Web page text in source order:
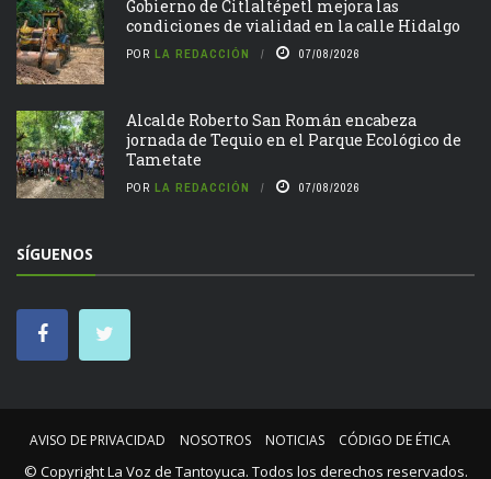
Gobierno de Citlaltépetl mejora las
condiciones de vialidad en la calle Hidalgo
POR LA REDACCIÓN 07/08/2026
Alcalde Roberto San Román encabeza
jornada de Tequio en el Parque Ecológico de
Tametate
POR LA REDACCIÓN 07/08/2026
SÍGUENOS
AVISO DE PRIVACIDAD NOSOTROS NOTICIAS CÓDIGO DE ÉTICA
© CopyrightLa Voz de Tantoyuca. Todos los derechos reservados.